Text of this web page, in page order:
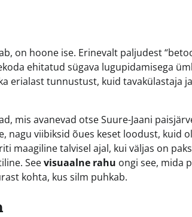
on hoone ise. Erinevalt paljudest
ehitatud sügava lugupidamisega
erialast tunnustust, kuid tavakülastaja
mis avanevad otse Suure-Jaani
nagu viibiksid õues keset loodust, kuid
maagiline talvisel ajal, kui väljas on
Seevisuaalne rahu ongi see, mida
kohta, kus silm puhkab.